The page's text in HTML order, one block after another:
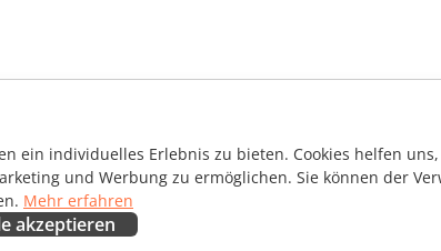
ein individuelles Erlebnis zu bieten. Cookies helfen
und Werbung zu ermöglichen. Sie können der
Mehr erfahren
akzeptieren